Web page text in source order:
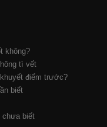
không?
tì vết
điểm trước?
biết
chưa biết